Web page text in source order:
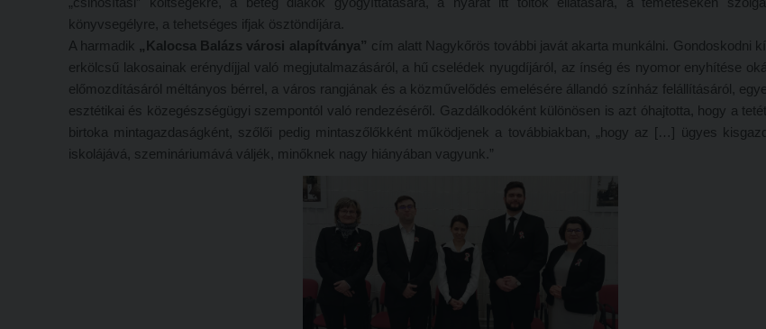
könyvsegélyre, a tehetséges ifjak ösztöndíjára.
A harmadik „Kalocsa Balázs városi alapítványa” cím alatt Nagykőrös további javát akarta munkálni. Gondoskodni
erkölcsű lakosainak erénydíjjal való megjutalmazásáról, a hű cselédek nyugdíjáról, az ínség és nyomor enyhítése
előmozdításáról méltányos bérrel, a város rangjának és a közművelődés emelésére állandó színház felállításáról,
esztétikai és közegészségügyi szempontól való rendezéséről. Gazdálkodóként különösen is azt óhajtotta, hogy a
birtoka mintagazdaságként, szőlői pedig mintaszőlőkként működjenek a továbbiakban, „hogy az […] ügyes
iskolájává, szemináriumává váljék, minőknek nagy hiányában vagyunk.”